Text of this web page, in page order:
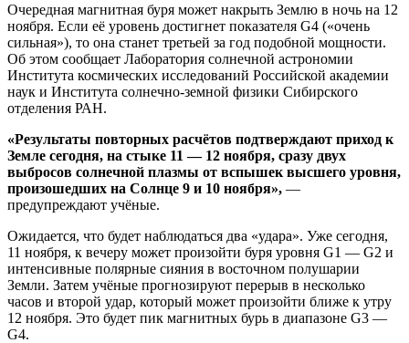
Очередная магнитная буря может накрыть Землю в ночь на 12
ноября. Если её уровень достигнет показателя G4 («очень
сильная»), то она станет третьей за год подобной мощности.
Об этом сообщает Лаборатория солнечной астрономии
Института космических исследований Российской академии
наук и Института солнечно-земной физики Сибирского
отделения РАН.
«Результаты повторных расчётов подтверждают приход к
Земле сегодня, на стыке 11 — 12 ноября, сразу двух
выбросов солнечной плазмы от вспышек высшего уровня,
произошедших на Солнце 9 и 10 ноября», —
предупреждают учёные.
Ожидается, что будет наблюдаться два «удара». Уже сегодня,
11 ноября, к вечеру может произойти буря уровня G1 — G2 и
интенсивные полярные сияния в восточном полушарии
Земли. Затем учёные прогнозируют перерыв в несколько
часов и второй удар, который может произойти ближе к утру
12 ноября. Это будет пик магнитных бурь в диапазоне G3 —
G4.